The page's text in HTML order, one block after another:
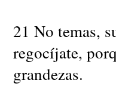
21 No temas,
regocíjate,
grandezas.